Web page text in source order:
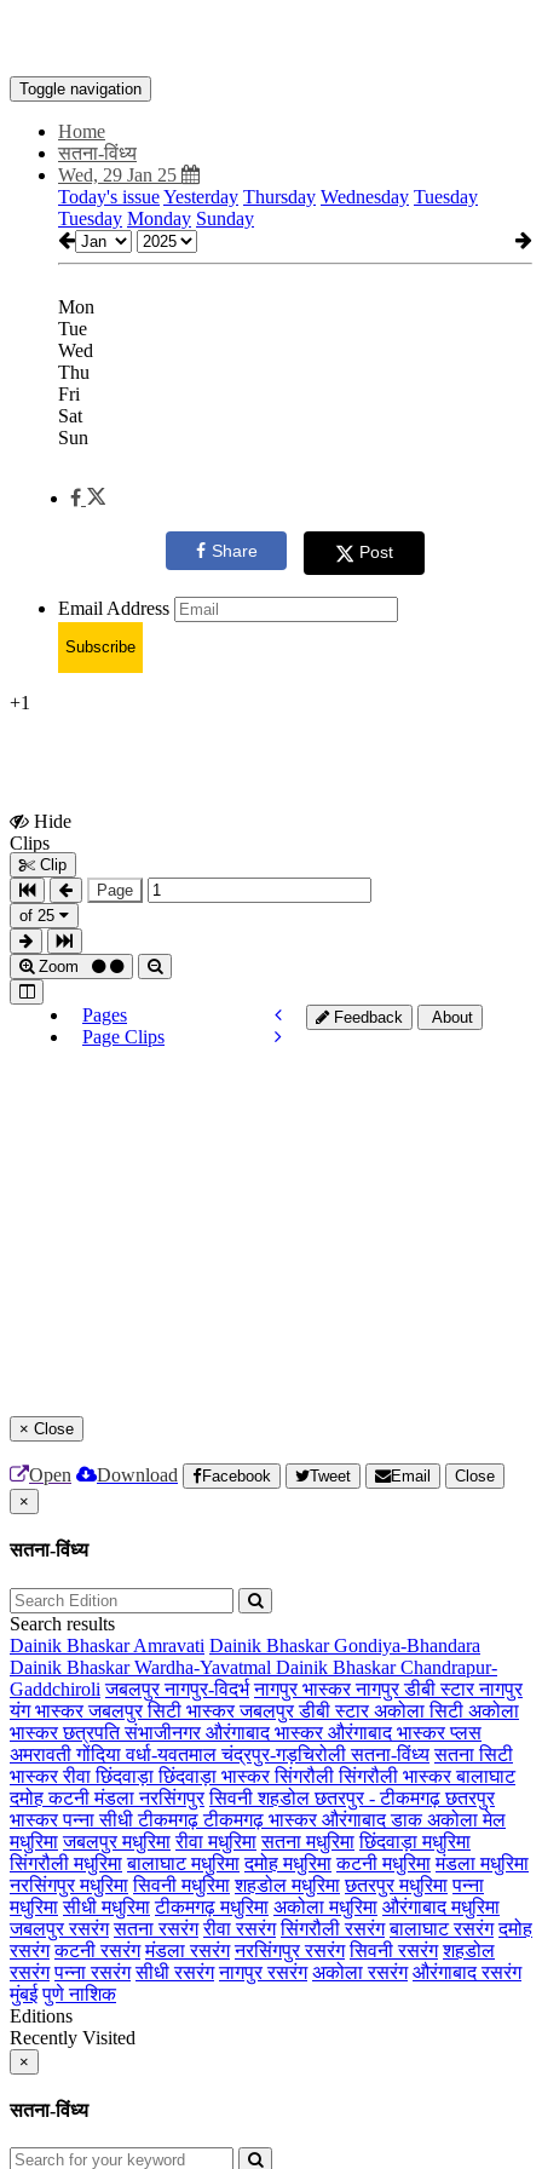
Toggle navigation
Home
सतना-विंध्य
Wed, 29 Jan 25
Today's issueYesterday Thursday Wednesday Tuesday
Tuesday Monday Sunday
Mon
Tue
Wed
Thu
Fri
Sat
Sun
Share Post
Email Address
Subscribe
+1
Hide
Clips
Clip
Page
of 25
Zoom
Pages
Page Clips
Feedback About
× Close
Open Download Facebook Tweet Email
Close
×
सतना-विंध्य
Search results
Dainik Bhaskar Amravati Dainik Bhaskar Gondiya-Bhandara
Dainik Bhaskar Wardha-Yavatmal Dainik Bhaskar Chandrapur-
Gaddchiroli जबलपुरनागपुर-विदर्भ नागपुर भास्करनागपुर डीबी स्टारनागपुर
यंग भास्करजबलपुर सिटी भास्करजबलपुर डीबी स्टारअकोला सिटी अकोला
भास्करछत्रपति संभाजीनगरऔरंगाबाद भास्करऔरंगाबाद भास्कर प्लस
अमरावतीगोंदियावर्धा-यवतमालचंद्रपुर-गड़चिरोलीसतना-विंध्य सतना सिटी
भास्कररीवाछिंदवाड़ाछिंदवाड़ा भास्करसिंगरौलीसिंगरौली भास्करबालाघाट
दमोहकटनीमंडलानरसिंगपुर सिवनीशहडोलछतरपुर - टीकमगढ़छतरपुर
भास्करपन्नासीधीटीकमगढ़टीकमगढ़ भास्करऔरंगाबाद डाकअकोला मेल
मधुरिमा जबलपुर मधुरिमा रीवा मधुरिमा सतना मधुरिमा छिंदवाड़ा मधुरिमा
सिंगरौली मधुरिमा बालाघाट मधुरिमा दमोह मधुरिमा कटनी मधुरिमा मंडला मधुरिमा
नरसिंगपुर मधुरिमा सिवनी मधुरिमा शहडोल मधुरिमा छतरपुर मधुरिमा पन्ना
मधुरिमा सीधी मधुरिमा टीकमगढ़ मधुरिमा अकोला मधुरिमा औरंगाबाद मधुरिमा
जबलपुर रसरंग सतना रसरंग रीवा रसरंग सिंगरौली रसरंग बालाघाट रसरंग दमोह
रसरंग कटनी रसरंग मंडला रसरंग नरसिंगपुर रसरंग सिवनी रसरंग शहडोल
रसरंग पन्ना रसरंग सीधी रसरंग नागपुर रसरंग अकोला रसरंग औरंगाबाद रसरंग
मुंबई पुणेनाशिक
Editions
Recently Visited
×
सतना-विंध्य